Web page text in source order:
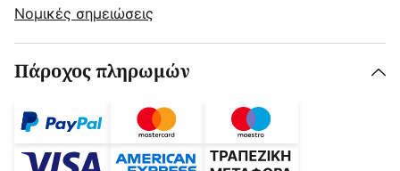
Νομικές σημειώσεις
Πάροχος πληρωμών